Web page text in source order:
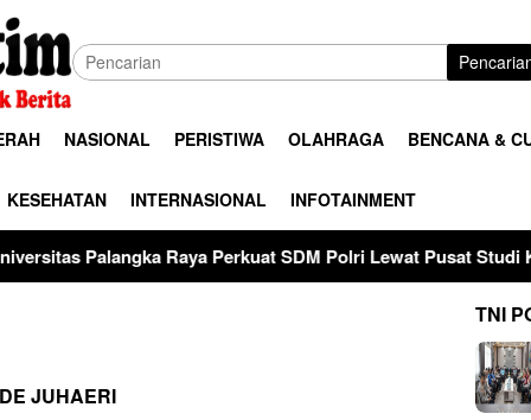
NASIONAL PERISTIWA OLAHRAGA BENCANA &
KESEHATAN INTERNASIONAL INFOTAINMENT
Raya Perkuat SDM Polri Lewat Pusat Studi Kepolisian
JUHAERI
TNI